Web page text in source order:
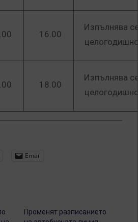
16.00
Изпълнява
18.00
Изпълнява
Email
Променят разписанието